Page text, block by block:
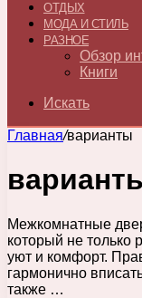
ОТДЫХ
МОДА И СТИЛЬ
РАЗНОЕ
Обзор
Книги
Искать
Главная/варианты
Межкомнатные
который не только
уют и комфорт.
гармонично
также …